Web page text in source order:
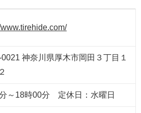
www.tirehide.com/
神奈川県厚木市岡田３丁目１
～18時00分 定休日：水曜日